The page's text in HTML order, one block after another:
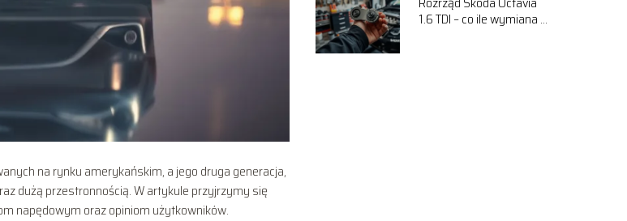
na rynku amerykańskim, a jego druga generacja,
dużą przestronnością. W artykule przyjrzymy się
napędowym oraz opiniom użytkowników.
1.6 TDI – co ile wymiana i